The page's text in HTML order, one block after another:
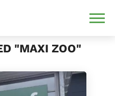
"MAXI ZOO"